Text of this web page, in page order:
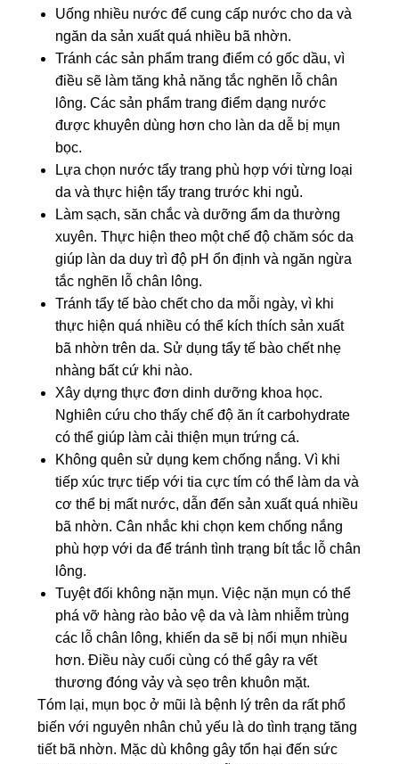
Uống nhiều nước để cung cấp nước cho da và
ngăn da sản xuất quá nhiều bã nhờn.
Tránh các sản phẩm trang điểm có gốc dầu, vì
điều sẽ làm tăng khả năngtắc nghẽn lỗ chân
lông. Các sản phẩm trang điểm dạng nước
được khuyên dùng hơn cho làn da dễ bị mụn
bọc.
Lựa chọn nước tẩy trang phù hợp với từng loại
da và thực hiện tẩy trang trước khi ngủ.
Làm sạch, săn chắc và dưỡng ẩm da thường
xuyên. Thực hiện theo một chế độ chăm sóc da
giúp làn da duy trì độ pH ổn định và ngăn ngừa
tắc nghẽn lỗ chân lông.
Tránh tẩy tế bào chết cho da mỗi ngày, vì khi
thực hiện quá nhiều có thể kích thích sản xuất
bã nhờn trên da. Sử dụng tẩy tế bào chết nhẹ
nhàng bất cứ khi nào.
Xây dựng thực đơn dinh dưỡng khoa học.
Nghiên cứu cho thấychế độ ăn ít carbohydrate
có thể giúp làm cải thiện mụn trứng cá.
Không quên sử dụng kem chống nắng. Vì khi
tiếp xúc trực tiếp với tia cực tím có thể làm da và
cơ thể bị mất nước, dẫn đến sản xuất quá nhiều
bã nhờn. Cân nhắc khi chọn kem chống nắng
phù hợp với da để tránh tình trạng bít tắc lỗ chân
lông.
Tuyệt đối không nặn mụn. Việc nặn mụn có thể
phá vỡ hàng rào bảo vệ da và làm nhiễm trùng
các lỗ chân lông, khiến da sẽ bị nổi mụn nhiều
hơn. Điều này cuối cùng có thể gây ra vết
thương đóng vảy và sẹo trên khuôn mặt.
Tóm lại, mụn bọc ở mũi là bệnh lý trên da rất phổ
biến với nguyên nhân chủ yếu là do tình trạng tăng
tiết bã nhờn. Mặc dù không gây tổn hại đến sức